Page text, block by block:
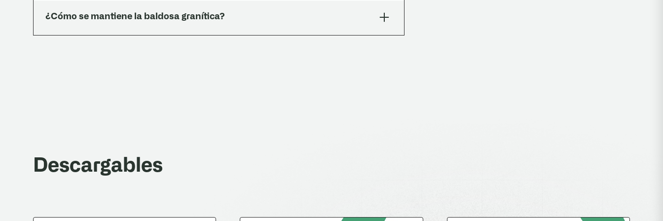
flexión. Esto lo habilita para licitaciones, obras públicas y proyectos arquitectónicos exigentes.
¿Cómo se mantiene la baldosa granítica?
Descargables